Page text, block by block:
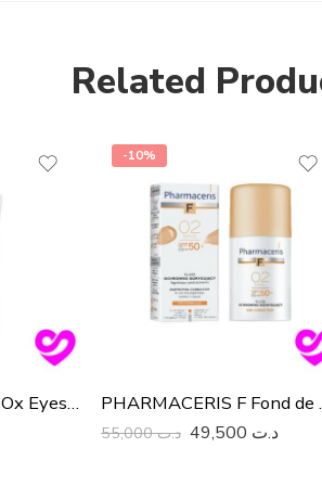
Related
Isdin Isdinceutics K-Ox Eyes, 15ml
-10%
د.ت55,000 د.ت